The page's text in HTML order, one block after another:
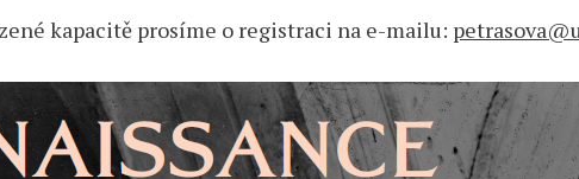
kapacitě prosíme o registraci na e-mailu: